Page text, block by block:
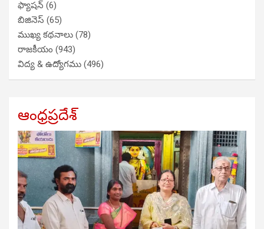
ఫ్యాషన్ (6)
బిజినెస్ (65)
ముఖ్య కథనాలు (78)
రాజకీయం (943)
విద్య & ఉద్యోగము (496)
ఆంధ్రప్రదేశ్